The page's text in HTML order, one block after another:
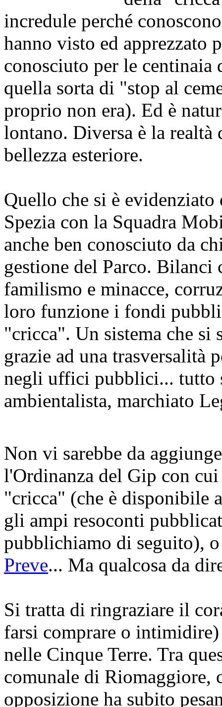
incredule perché
hanno visto ed apprezzato
conosciuto per le
quella sorta di "stop al
proprio non era). Ed è
lontano. Diversa è la
bellezza esteriore.
Quello che si è
Spezia con la Squadra
anche ben conosciuto da
gestione del Parco. Bilanci
familismo e minacce,
loro funzione i fondi
"cricca". Un sistema che si
grazie ad una trasversalità
negli uffici pubblici... tutto
ambientalista, marchiato
Non vi sarebbe da
l'Ordinanza del Gip con cui
"cricca" (che è disponibile
gli ampi resoconti
pubblichiamo di seguito),
Preve... Ma qualcosa da
Si tratta di ringraziare il
farsi comprare o
nelle Cinque Terre. Tra
comunale di Riomaggiore,
opposizione ha subito